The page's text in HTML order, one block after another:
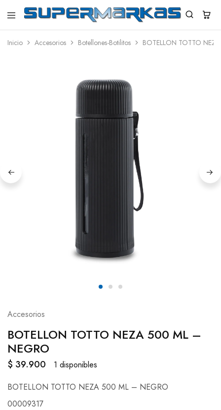
SuperMarkas
Ropa
con
Inicio Accesorios Botellones-Botilitos BOTELLON TOTTO
Accesorios
BOTELLON TOTTO NEZA 500 ML –
NEGRO
$ 39.900
1 disponibles
BOTELLON TOTTO NEZA 500 ML – NEGRO
00009317